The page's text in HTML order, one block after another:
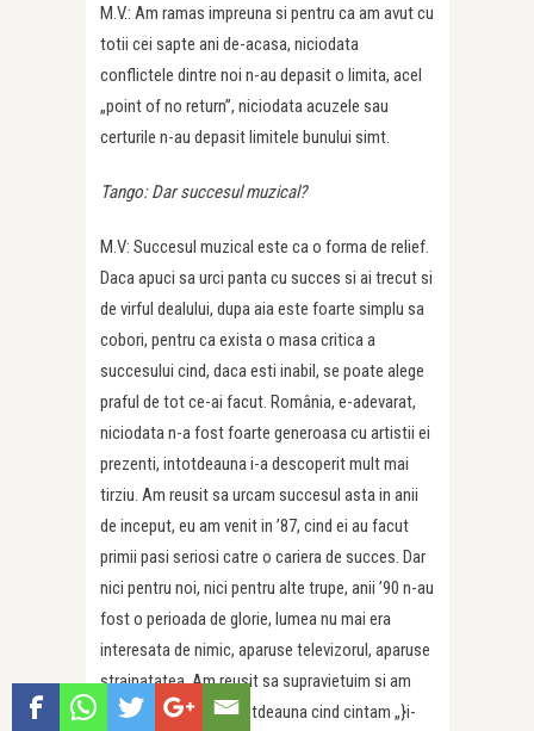
M.V.: Am ramas impreuna si pentru ca am avut cu
totii cei sapte ani de-acasa, niciodata
conflictele dintre noi n-au depasit o limita, acel
„point of no return”, niciodata acuzele sau
certurile n-au depasit limitele bunului simt.
Tango: Dar succesul muzical?
M.V: Succesul muzical este ca o forma de relief.
Daca apuci sa urci panta cu succes si ai trecut si
de virful dealului, dupa aia este foarte simplu sa
cobori, pentru ca exista o masa critica a
succesului cind, daca esti inabil, se poate alege
praful de tot ce-ai facut. România, e-adevarat,
niciodata n-a fost foarte generoasa cu artistii ei
prezenti, intotdeauna i-a descoperit mult mai
tirziu. Am reusit sa urcam succesul asta in anii
de inceput, eu am venit in ’87, cind ei au facut
primii pasi seriosi catre o cariera de succes. Dar
nici pentru noi, nici pentru alte trupe, anii ’90 n-au
fost o perioada de glorie, lumea nu mai era
interesata de nimic, aparuse televizorul, aparuse
strainatatea. Am reusit sa supravietuim si am
reusit sa revenim. Intotdeauna cind cintam „}i-